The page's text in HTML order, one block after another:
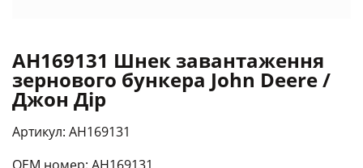
AH169131 Шнек завантаження
зернового бункера John Deere /
Джон Дір
Артикул: AH169131